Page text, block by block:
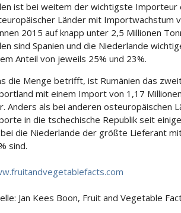
ist bei weitem der wichtigste Importeur
Länder mit Importwachstum
2015 auf knapp unter 2,5 Millionen
sind Spanien und die Niederlande
Anteil von jeweils 25% und 23%.
die Menge betrifft, ist Rumänien das
mit einem Import von 1,17
Anders als bei anderen osteuropäischen
in die tschechische Republik seit
die Niederlande der größte Lieferant
sind.
Jan Kees Boon, Fruit and Vegetable